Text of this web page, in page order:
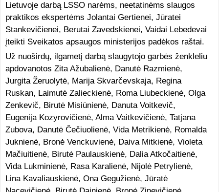
Lietuvoje darbą LSSO narėms, neetatinėms slaugos
praktikos ekspertėms Jolantai Gertienei, Jūratei
Stankevičienei, Berutai Zavedskienei, Vaidai Lebedevai
įteikti Sveikatos apsaugos ministerijos padėkos raštai.
Už nuoširdų, ilgametį darbą slaugytojo garbės ženkleliu
apdovanotos Zita Ažubalienė, Danutė Razmienė,
Jurgita Žeruolytė, Marija Skvarčevskaja, Regina
Ruskan, Laimutė Zalieckienė, Roma Liubeckienė, Olga
Zenkevič, Birutė Misiūnienė, Danuta Voitkevič,
Eugenija Kozyrovičienė, Alma Vaitkevičienė, Tatjana
Zubova, Danutė Čečiuolienė, Vida Metrikienė, Romalda
Juknienė, Bronė Venckuvienė, Daiva Mitkienė, Violeta
Mačiuitienė, Birutė Paulauskienė, Dalia Atkočaitienė,
Vida Lukminienė, Rasa Karalienė, Nijolė Petrylienė,
Lina Kavaliauskienė, Ona Gegužienė, Jūratė